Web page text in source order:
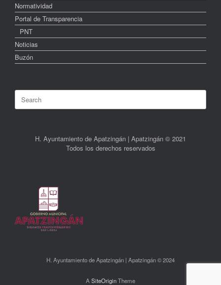
Normatividad
Portal de Transparencia
PNT
Noticias
Buzón
Search
for:
H. Ayuntamiento de Apatzingán | Apatzingán © 2021
Todos los derechos reservados
H. Ayuntamiento de Apatzingán | Apatzingán © 2024
A SiteOriginTheme